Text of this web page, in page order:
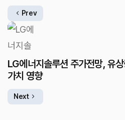
Prev
LG에너지솔루션 주가전망, 유
가치 영향
Next